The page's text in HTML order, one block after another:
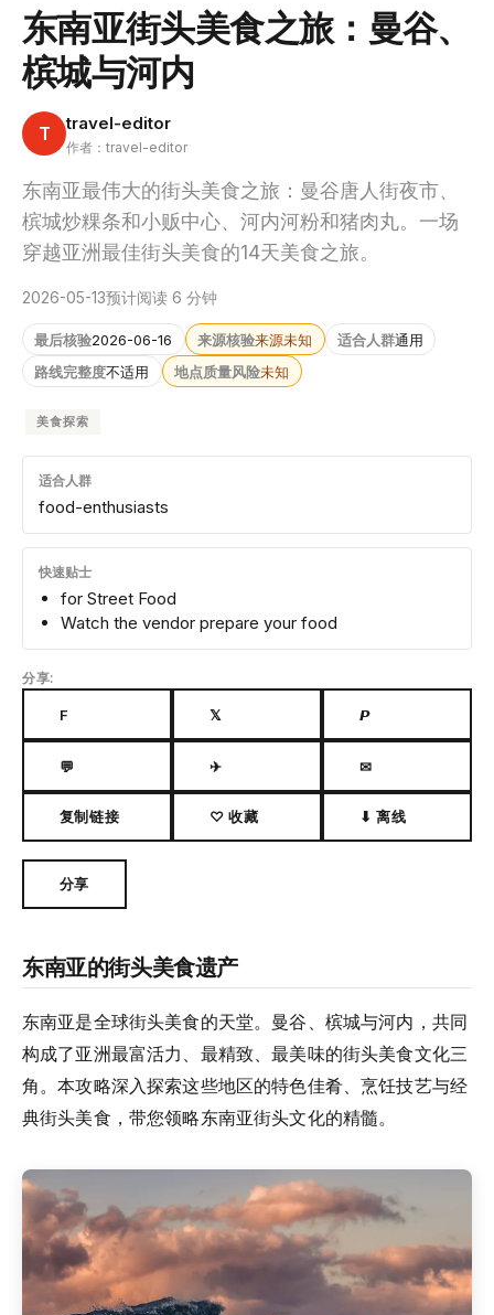
东南亚街头美食之旅：曼谷、
槟城与河内
T travel-editor
作者：travel-editor
东南亚最伟大的街头美食之旅：曼谷唐人街夜市、
槟城炒粿条和小贩中心、河内河粉和猪肉丸。一场
穿越亚洲最佳街头美食的14天美食之旅。
2026-05-13预计阅读 6 分钟
最后核验2026-06-16 来源核验来源未知 适合人群通用
路线完整度不适用 地点质量风险未知
美食探索
适合人群
food-enthusiasts
快速贴士
for Street Food
Watch the vendor prepare your food
分享:
F 𝕏 𝙋
💬 ✈ ✉
复制链接 ♡ 收藏 ⬇ 离线
分享
东南亚的街头美食遗产
东南亚是全球街头美食的天堂。曼谷、槟城与河内，共同
构成了亚洲最富活力、最精致、最美味的街头美食文化三
角。本攻略深入探索这些地区的特色佳肴、烹饪技艺与经
典街头美食，带您领略东南亚街头文化的精髓。